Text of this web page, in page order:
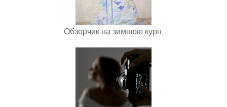
Обзорчик на зимнюю курн.